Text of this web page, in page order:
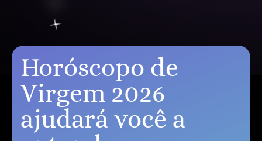
Horóscopo de
Virgem 2026
ajudará você a